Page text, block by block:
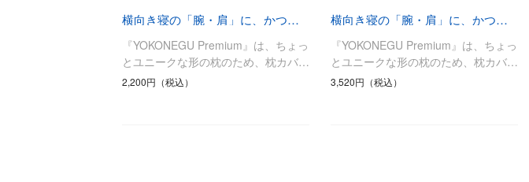
キッチン雑貨
スリッパ
水筒
日用品／その他
横向き寝の「腕・肩」に、かつてない自由を
『YOKONEGU Premium』は、ちょっ
とユニークな形の枕のため、枕カバ…
2,200円（税込）
横向き寝の「腕・肩」に、かつてない自由を
『YOKONEGU Premium』は、ちょっ
とユニークな形の枕のため、枕カバ…
3,520円（税込）